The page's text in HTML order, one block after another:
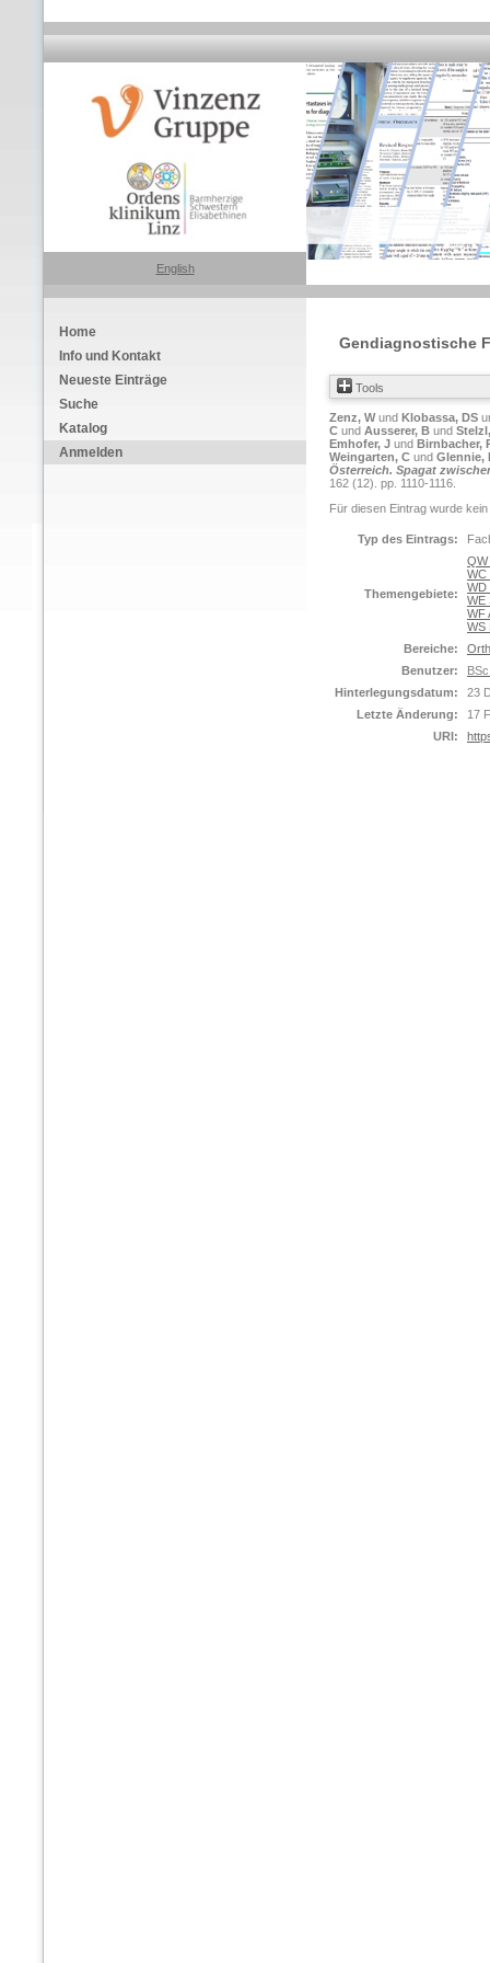
English
Home
Info und Kontakt
Neueste Einträge
Suche
Katalog
Anmelden
Gendiagnostische
Tools
Zenz, Wund Klobassa, DS
C und Ausserer, B und
Emhofer, J und Birnbacher,
Weingarten, C und Glennie,
Österreich. Spagat
162 (12). pp. 1110-1116.
Für diesen Eintrag wurde
Typ des Eintrags:
Themengebiete:
QW
WC
WD
WE
WF
WS
Bereiche:
Benutzer:
Hinterlegungsdatum:
23
Letzte Änderung:
17
URI: